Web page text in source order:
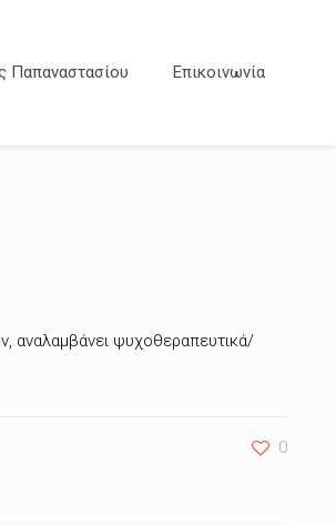
Παπαναστασίου Επικοινωνία
αναλαμβάνει ψυχοθεραπευτικά/
0